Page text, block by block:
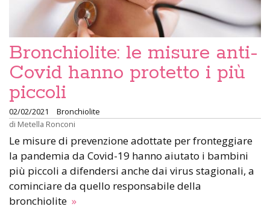
Bronchiolite: le misure anti-
Covid hanno protetto i più
piccoli
02/02/2021
Bronchiolite
di Metella Ronconi
Le misure di prevenzione adottate per fronteggiare
la pandemia da Covid-19 hanno aiutato i bambini
più piccoli a difendersi anche dai virus stagionali, a
cominciare da quello responsabile della
bronchiolite »